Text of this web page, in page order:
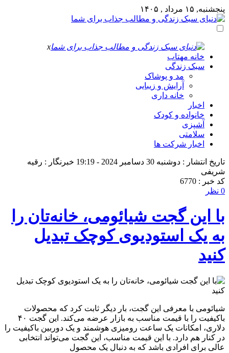
پنجشنبه, ۱۵ مرداد , ۱۴۰۵
x
خانه مهتاب
سبک زندگی
مد و پوشاک
آرایش و زیبایی
خانه داری
اخبار
خانواده و کودک
آشپزی
سلامتی
اخبار شرکت ها
تاریخ انتشار : دوشنبه 30 دسامبر 2024 - 19:19
خبرنگار : رقیه
شریفی
کد خبر : 6770
0 نظر
با این گجت شیائومی، خانه‌تان را
به یک استودیوی کوچک تبدیل
کنید
شیائومی با معرفی این گجت، بار دیگر ثابت کرد که محصولات
باکیفیت را با قیمت مناسب به بازار عرضه می‌کند. این گجت ۴۰
دلاری، امکانات یک ساعت رومیزی هوشمند و یک دوربین باکیفیت را
در کنار هم دارد. با این قیمت مناسب، این گجت می‌تواند انتخابی
عالی برای افرادی باشد که به دنبال یک محصول